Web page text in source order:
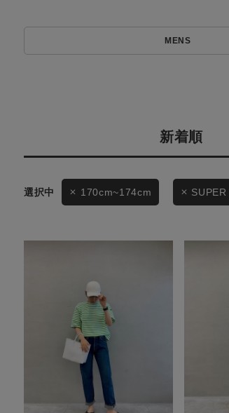
ア
スタ
WEB
ご利
ギフ
お問
LADIES KIDS
この条
MENS
新着順
170cm~174cm